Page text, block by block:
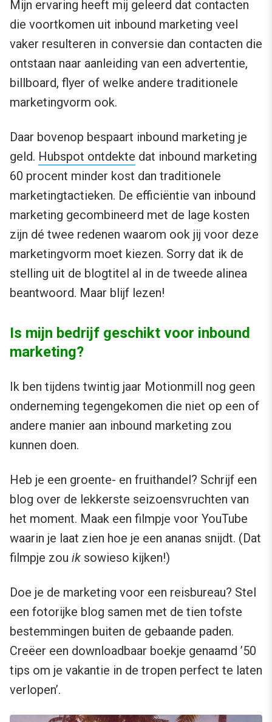
Mijn ervaring heeft mij geleerd dat contacten
die voortkomen uit inbound marketing veel
vaker resulteren in conversie dan contacten die
ontstaan naar aanleiding van een advertentie,
billboard, flyer of welke andere traditionele
marketingvorm ook.
Daar bovenop bespaart inbound marketing je
geld. Hubspot ontdekte dat inbound marketing
60 procent minder kost dan traditionele
marketingtactieken. De efficiëntie van inbound
marketing gecombineerd met de lage kosten
zijn dé twee redenen waarom ook jij voor deze
marketingvorm moet kiezen. Sorry dat ik de
stelling uit de blogtitel al in de tweede alinea
beantwoord. Maar blijf lezen!
Is mijn bedrijf geschikt voor inbound
marketing?
Ik ben tijdens twintig jaar Motionmill nog geen
onderneming tegengekomen die niet op een of
andere manier aan inbound marketing zou
kunnen doen.
Heb je een groente- en fruithandel? Schrijf een
blog over de lekkerste seizoensvruchten van
het moment. Maak een filmpje voor YouTube
waarin je laat zien hoe je een ananas snijdt. (Dat
filmpje zou ik sowieso kijken!)
Doe je de marketing voor een reisbureau? Stel
een fotorijke blog samen met de tien tofste
bestemmingen buiten de gebaande paden.
Creëer een downloadbaar boekje genaamd ’50
tips om je vakantie in de tropen perfect te laten
verlopen’.